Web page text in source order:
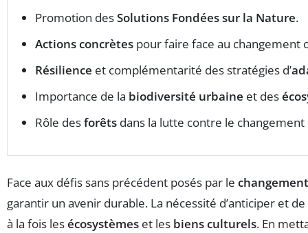
Promotion desSolutions Fondées sur la Nature.
Actions concrètes pour faire face au changement
Résilience et complémentarité des stratégies d’
Importance de la biodiversité urbaine et des
Rôle desforêts dans la lutte contre le
Face aux défis sans précédent posés par le
garantir un avenir durable. La nécessité d’anticiper et
à la fois lesécosystèmes et les biens culturels. En